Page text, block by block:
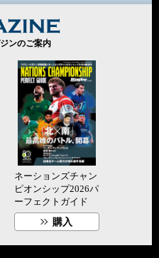
ンのご案内
ネーションズチャン
ピオンシップ2026パ
ーフェクトガイド
購入